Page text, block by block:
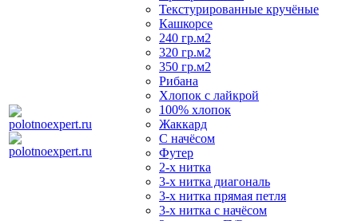
Текстурированные кручёные
Кашкорсе
240 гр.м2
320 гр.м2
350 гр.м2
Рибана
Хлопок с лайкрой
100% хлопок
Жаккард
С начёсом
Футер
2-х нитка
3-х нитка диагональ
3-х нитка прямая петля
3-х нитка с начёсом